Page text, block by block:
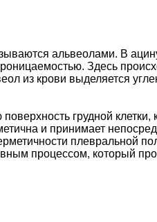
альвеолами. В
Здесь
из крови выделяется
грудной
и принимает
плевральной
процессом, который